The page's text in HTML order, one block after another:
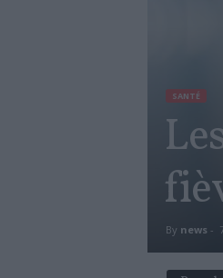
SANTÉ
By news -